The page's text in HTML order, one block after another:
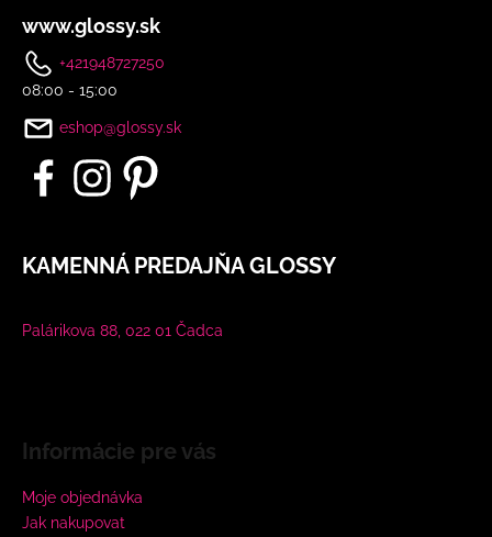
www.glossy.sk
+421948727250
08:00 - 15:00
eshop@glossy.sk
KAMENNÁ PREDAJŇA GLOSSY
Palárikova 88, 022 01 Čadca
Informácie pre vás
Moje objednávka
Jak nakupovat